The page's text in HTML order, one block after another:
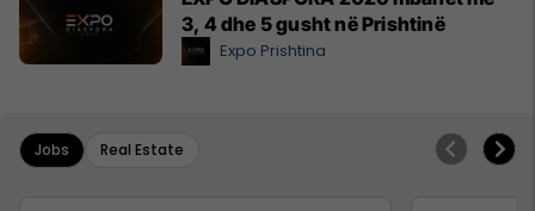
3, 4 dhe 5 gusht në Prishtinë
Expo Prishtina
Jobs Real Estate